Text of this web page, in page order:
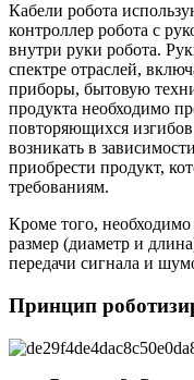
Кабели робота
контроллер робота с
внутри руки робота.
спектре отраслей,
приборы, бытовую
продукта необходимо
повторяющихся
возникать в
приобрести продукт,
требованиям.
Кроме того, необходимо
размер (диаметр и
передачи сигнала и
Принцип